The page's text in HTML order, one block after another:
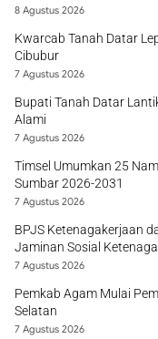
8 Agustus 2026
Kwarcab Tanah Datar
Cibubur
7 Agustus 2026
Bupati Tanah Datar
Alami
7 Agustus 2026
Timsel Umumkan 25
Sumbar 2026-2031
7 Agustus 2026
BPJS Ketenagakerjaan
Jaminan Sosial
7 Agustus 2026
Pemkab Agam Mulai
Selatan
7 Agustus 2026